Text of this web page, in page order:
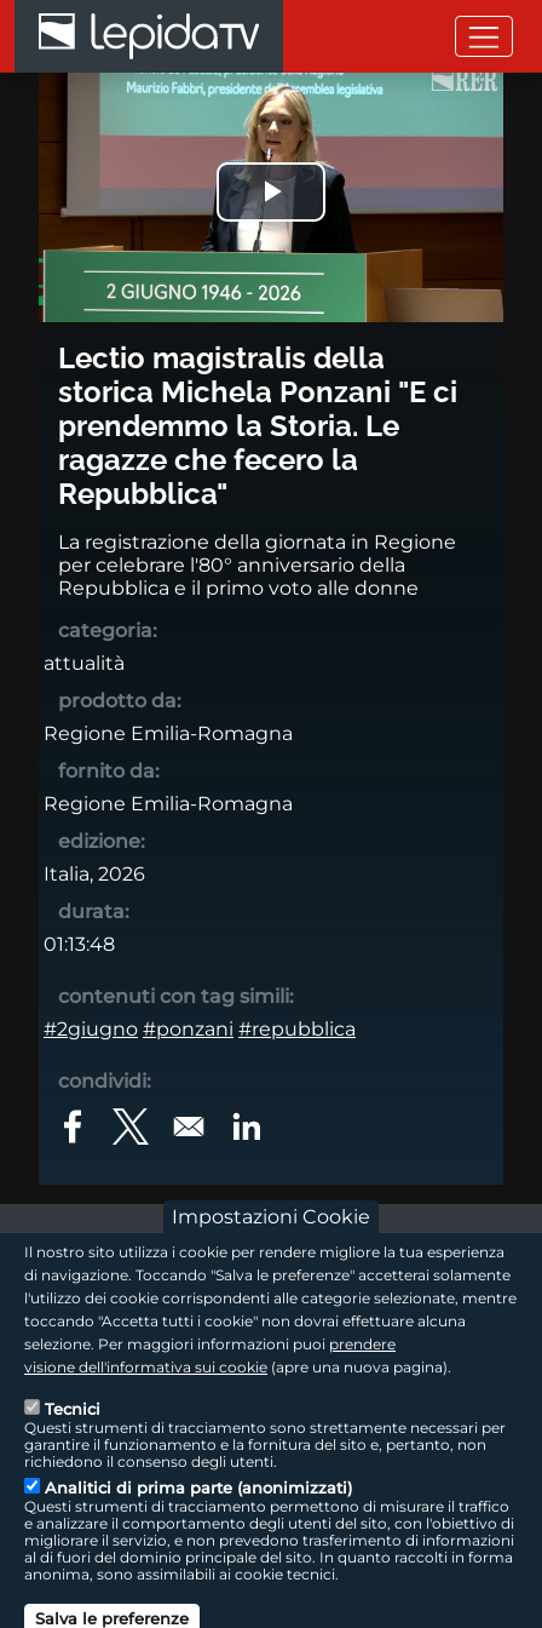
Salta al contenuto principale
Lectio magistralis della
Riprodurre
il
video
Lectio magistralis della
storica Michela Ponzani "E ci
prendemmo la Storia. Le
ragazze che fecero la
Repubblica"
La registrazione della giornata in Regione
per celebrare l'80° anniversario della
Repubblica e il primo voto alle donne
categoria:
attualità
prodotto da:
Regione Emilia-Romagna
fornito da:
Regione Emilia-Romagna
edizione:
Italia, 2026
durata:
01:13:48
contenuti con tag simili:
#2giugno #ponzani #repubblica
condividi:
Opens in a new window
Opens in a new windowOpens in a new window
footer - sezione logo 1
footer - sezione logo2
footer - sezione colophon
Sede Legale: Via della Liberazione, 15 - 40128 Bologna BO
footer - sezione link utili
Seguici sui social
LepidaTV | Accessibilità | Cookie | Privacy | Social Media Policy
Impostazioni Cookie
Il nostro sito utilizza i cookie per rendere migliore la tua esperienza
di navigazione. Toccando "Salva le preferenze" accetterai solamente
l'utilizzo dei cookie corrispondenti alle categorie selezionate, mentre
toccando "Accetta tutti i cookie" non dovrai effettuare alcuna
selezione. Per maggiori informazioni puoi prendere
visione dell'informativa sui cookie (apre una nuova pagina).
Tecnici
Questi strumenti di tracciamento sono strettamente necessari per
garantire il funzionamento e la fornitura del sito e, pertanto, non
richiedono il consenso degli utenti.
Analitici di prima parte (anonimizzati)
Questi strumenti di tracciamento permettono di misurare il traffico
e analizzare il comportamento degli utenti del sito, con l'obiettivo di
migliorare il servizio, e non prevedono trasferimento di informazioni
al di fuori del dominio principale del sito. In quanto raccolti in forma
anonima, sono assimilabili ai cookie tecnici.
Salva le preferenze